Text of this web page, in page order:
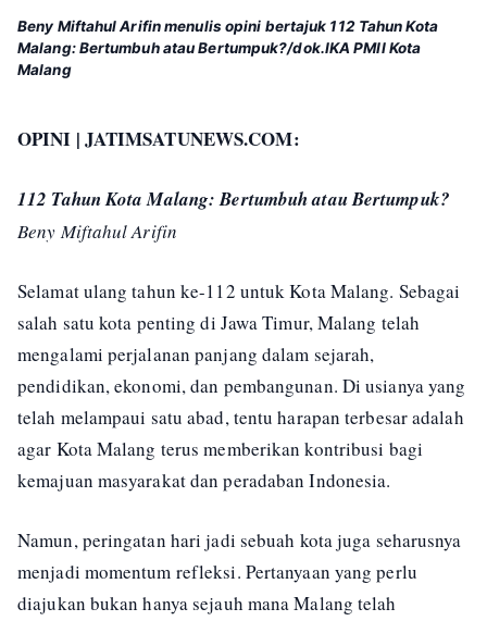
Beny Miftahul Arifin menulis opini bertajuk 112 Tahun Kota
Malang: Bertumbuh atau Bertumpuk?/dok.IKA PMII Kota
Malang
OPINI | JATIMSATUNEWS.COM:
112 Tahun Kota Malang: Bertumbuh atau Bertumpuk?
Beny Miftahul Arifin
Selamat ulang tahun ke-112 untuk Kota Malang. Sebagai
salah satu kota penting di Jawa Timur, Malang telah
mengalami perjalanan panjang dalam sejarah,
pendidikan, ekonomi, dan pembangunan. Di usianya yang
telah melampaui satu abad, tentu harapan terbesar adalah
agar Kota Malang terus memberikan kontribusi bagi
kemajuan masyarakat dan peradaban Indonesia.
Namun, peringatan hari jadi sebuah kota juga seharusnya
menjadi momentum refleksi. Pertanyaan yang perlu
diajukan bukan hanya sejauh mana Malang telah